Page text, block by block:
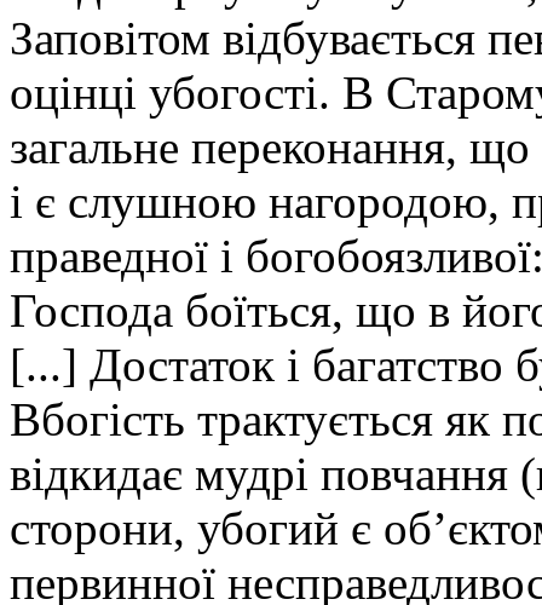
Заповітом відбувається
оцінці убогості. В
загальне переконання, що
і є слушною нагородою,
праведної і
Господа боїться, що в
[...] Достаток і багатство
Вбогість трактується як
відкидає мудрі
сторони, убогий є
первинної